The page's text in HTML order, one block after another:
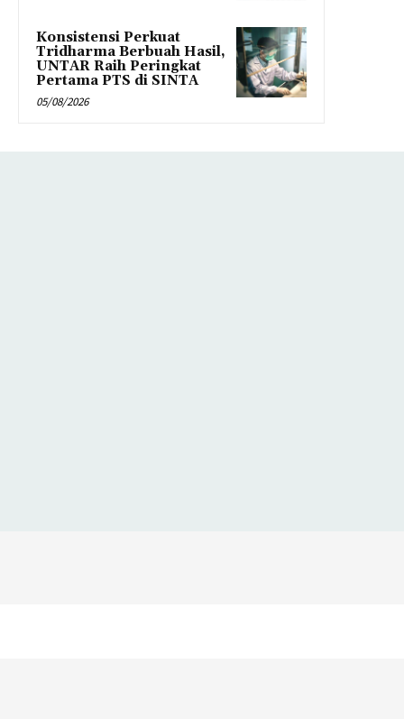
Konsistensi Perkuat
Tridharma Berbuah Hasil,
UNTAR Raih Peringkat
Pertama PTS di SINTA
05/08/2026